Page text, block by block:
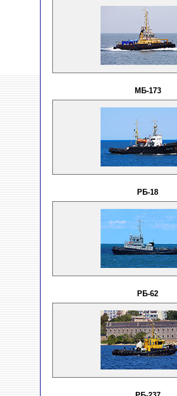
МБ-173
РБ-18
РБ-62